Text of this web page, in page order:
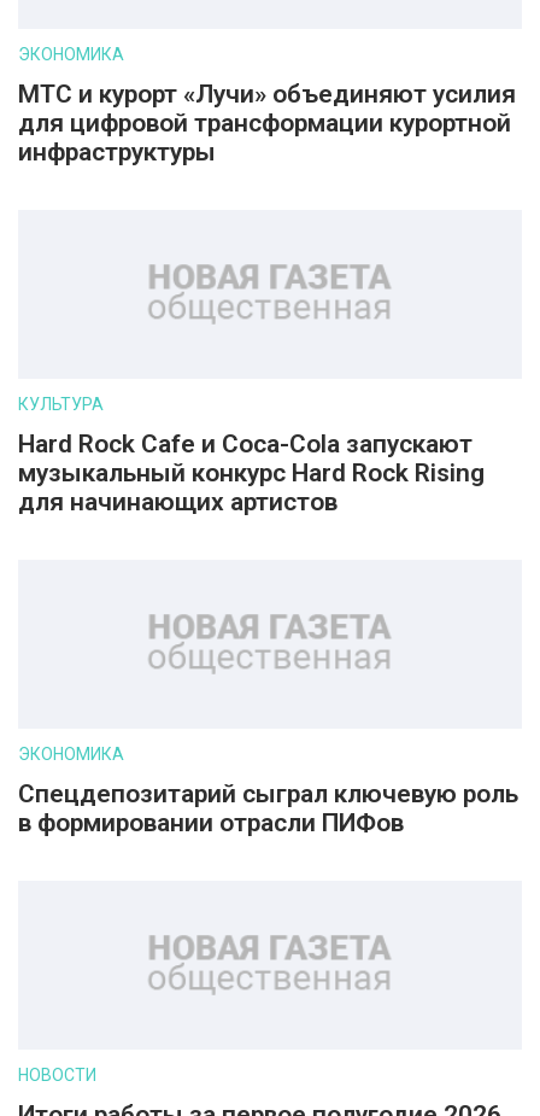
ЭКОНОМИКА
МТС и курорт «Лучи» объединяют усилия
для цифровой трансформации курортной
инфраструктуры
КУЛЬТУРА
Hard Rock Cafe и Coca-Cola запускают
музыкальный конкурс Hard Rock Rising
для начинающих артистов
ЭКОНОМИКА
Спецдепозитарий сыграл ключевую роль
в формировании отрасли ПИФов
НОВОСТИ